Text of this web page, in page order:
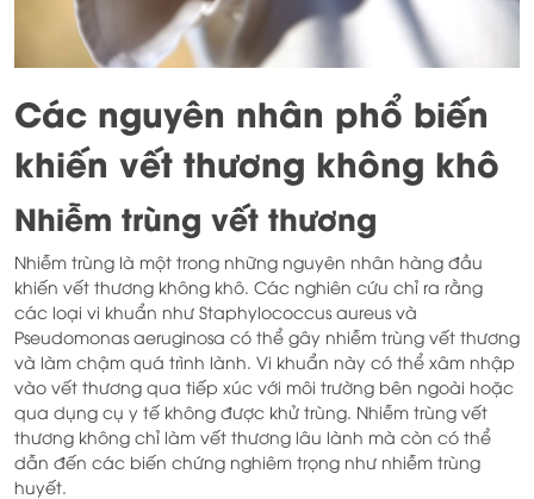
Các nguyên nhân phổ biến
khiến vết thương không khô
Nhiễm trùng vết thương
Nhiễm trùng là một trong những nguyên nhân hàng đầu
khiến vết thương không khô. Các nghiên cứu chỉ ra rằng
các loại vi khuẩn như Staphylococcus aureus và
Pseudomonas aeruginosa có thể gây nhiễm trùng vết thương
và làm chậm quá trình lành. Vi khuẩn này có thể xâm nhập
vào vết thương qua tiếp xúc với môi trường bên ngoài hoặc
qua dụng cụ y tế không được khử trùng. Nhiễm trùng vết
thương không chỉ làm vết thương lâu lành mà còn có thể
dẫn đến các biến chứng nghiêm trọng như nhiễm trùng
huyết.